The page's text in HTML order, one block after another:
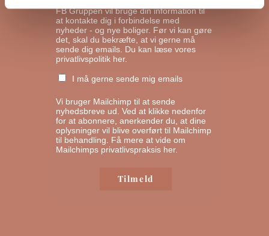
FB Gruppen vil bruge din information til
at kontakte dig i forbindelse med
nyheder - og nye boliger. Før vi kan gøre
det, skal du bekræfte, at vi gerne må
sende dig emails. Du kan læse vores
privatlivspolitik her.
I må gerne sende mig emails
Vi bruger Mailchimp til at sende
nyhedsbreve ud. Ved at klikke nedenfor
for at abonnere, anerkender du, at dine
oplysninger vil blive overført til Mailchimp
til behandling. Få mere at vide om
Mailchimps privatlivspraksis her.